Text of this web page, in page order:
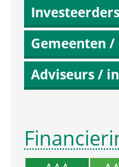
Gemeenten
Adviseurs /